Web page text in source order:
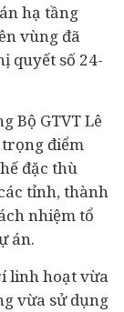
hạ tầng
vùng đã
quyết số 24-
Bộ GTVT Lê
điểm
đặc thù
tỉnh, thành
nhiệm tổ
án.
linh hoạt vừa
vừa sử dụng